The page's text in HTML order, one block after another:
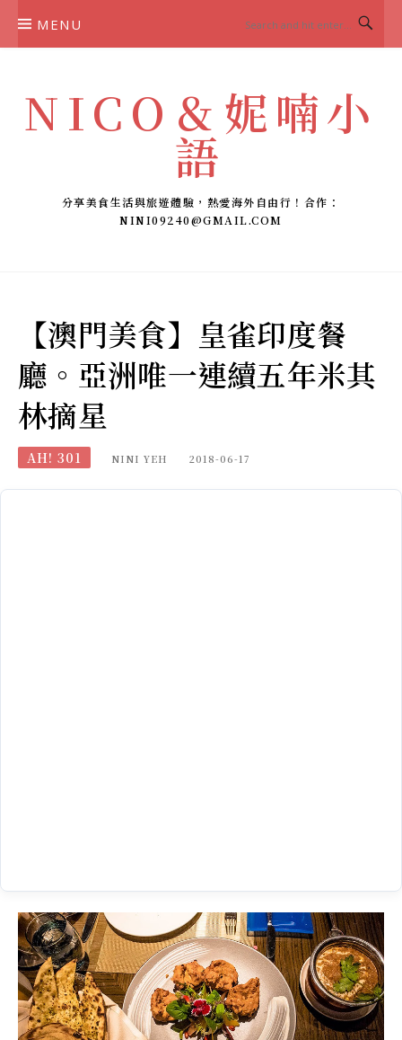
MENU
NICO＆妮喃小
語
分享美食生活與旅遊體驗，熱愛海外自由行！合作：
NINI09240@GMAIL.COM
【澳門美食】皇雀印度餐
廳。亞洲唯一連續五年米其
林摘星
AH! 301 NINI YEH 2018-06-17